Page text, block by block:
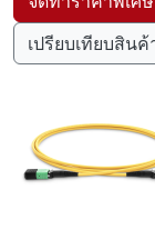
เปรียบเทียบสินค้